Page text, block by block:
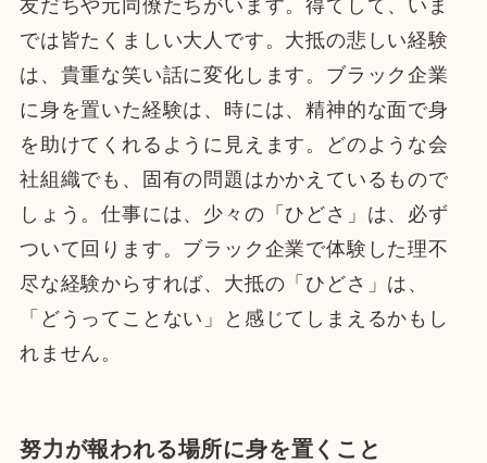
友だちや元同僚たちがいます。得てして、いま
では皆たくましい大人です。大抵の悲しい経験
は、貴重な笑い話に変化します。ブラック企業
に身を置いた経験は、時には、精神的な面で身
を助けてくれるように見えます。どのような会
社組織でも、固有の問題はかかえているもので
しょう。仕事には、少々の「ひどさ」は、必ず
ついて回ります。ブラック企業で体験した理不
尽な経験からすれば、大抵の「ひどさ」は、
「どうってことない」と感じてしまえるかもし
れません。
努力が報われる場所に身を置くこと